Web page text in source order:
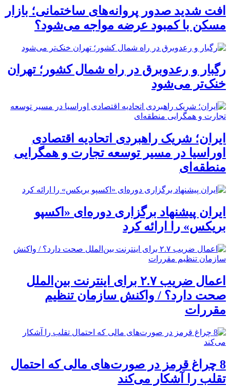
افت شدید صدور پروانه‌های ساختمانی؛ بازار
مسکن با کمبود عرضه مواجه می‌شود؟
رگبار و رعدوبرق در راه شمال کشور؛ تهران
خنک‌تر می‌شود
ایران؛ شریک راهبردی اتحادیه اقتصادی
اوراسیا در مسیر توسعه تجارت و همگرایی
منطقه‌ای
ایران پیشنهاد برگزاری دوره‌ای «اکسپو
بریکس» را ارائه کرد
اعمال ضریب ۲.۷ برای اینترنت بین‌الملل
صحت دارد؟ / واکنش سازمان تنظیم
مقررات
8 چراغ قرمز در صورت‌های مالی که احتمال
تقلب را آشکار می‌کند